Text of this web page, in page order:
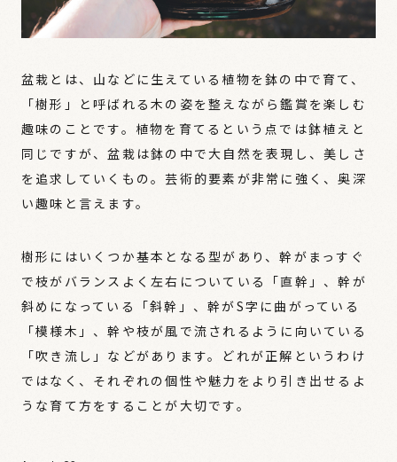
盆栽とは、山などに生えている植物を鉢の中で育て、
「樹形」と呼ばれる木の姿を整えながら鑑賞を楽しむ
趣味のことです。植物を育てるという点では鉢植えと
同じですが、盆栽は鉢の中で大自然を表現し、美しさ
を追求していくもの。芸術的要素が非常に強く、奥深
い趣味と言えます。
樹形にはいくつか基本となる型があり、幹がまっすぐ
で枝がバランスよく左右についている「直幹」、幹が
斜めになっている「斜幹」、幹がS字に曲がっている
「模様木」、幹や枝が風で流されるように向いている
「吹き流し」などがあります。どれが正解というわけ
ではなく、それぞれの個性や魅力をより引き出せるよ
うな育て方をすることが大切です。